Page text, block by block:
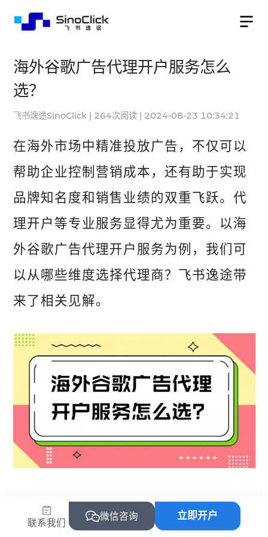
海外谷歌广告代理开户服务怎么
选？
飞书逸途SinoClick | 264次阅读 | 2024-08-23 10:34:21
在海外市场中精准投放广告，不仅可以
帮助企业控制营销成本，还有助于实现
品牌知名度和销售业绩的双重飞跃。代
理开户等专业服务显得尤为重要。以海
外谷歌广告代理开户服务为例，我们可
以从哪些维度选择代理商？飞书逸途带
来了相关见解。
点击下方卡片，免费注册飞书逸途。飞
联系我们
微信咨询 立即开户